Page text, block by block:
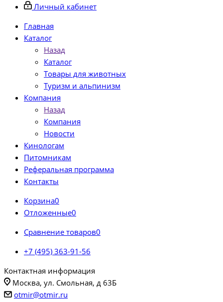
Личный кабинет
Главная
Каталог
Назад
Каталог
Товары для животных
Туризм и альпинизм
Компания
Назад
Компания
Новости
Кинологам
Питомникам
Реферальная программа
Контакты
Корзина0
Отложенные0
Сравнение товаров0
+7 (495) 363-91-56
Контактная информация
Москва, ул. Смольная, д 63Б
otmir@otmir.ru